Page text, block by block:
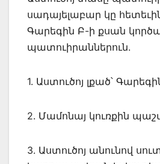
սադայելաբար կը հետեւին
Գարեգին Բ-ի քսան
պատուիրաններուն.
1. Աստուծոյ լքած՝
2. Մամոնայ կուռքին
3. Աստուծոյ անունով